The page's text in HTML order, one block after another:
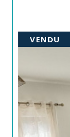
VENDU